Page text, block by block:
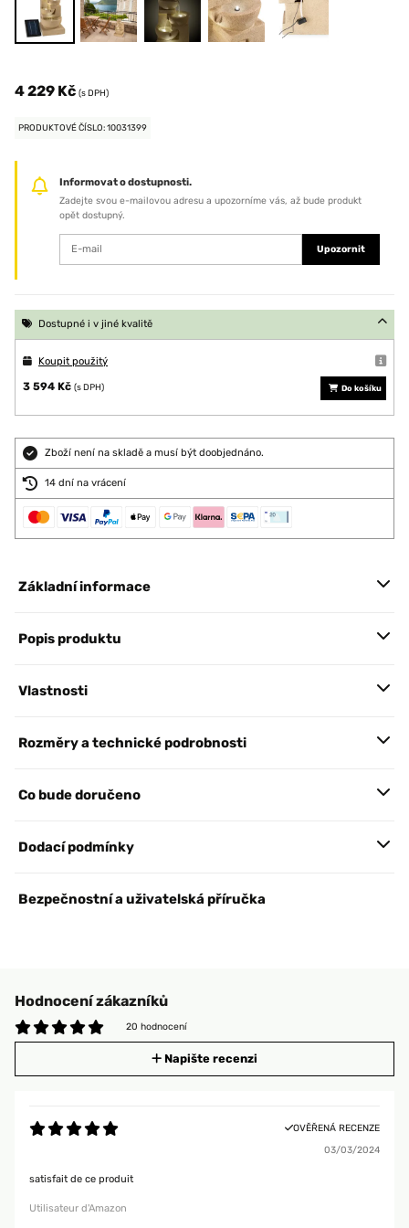
4 229 Kč (s DPH)
PRODUKTOVÉ ČÍSLO: 10031399
Informovat o dostupnosti.
Zadejte svou e-mailovou adresu a upozorníme vás, až bude produkt
opět dostupný.
Upozornit
Dostupné i v jiné kvalitě
Koupit použitý
3 594 Kč (s DPH) Do košíku
Zboží není na skladě a musí být doobjednáno.
14 dní na vrácení
Základní informace
Popis produktu
Vlastnosti
Rozměry a technické podrobnosti
Co bude doručeno
Dodací podmínky
Bezpečnostní a uživatelská příručka
Hodnocení zákazníků
20 hodnocení
Napište recenzi
OVĚŘENÁ RECENZE
03/03/2024
satisfait de ce produit
Utilisateur d'Amazon